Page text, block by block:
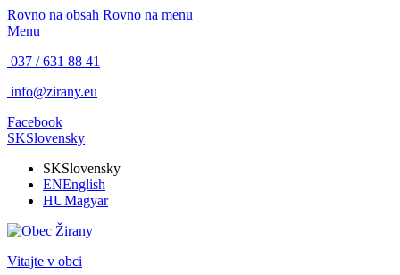
Rovno na obsah Rovno na menu
Menu
037 / 631 88 41
info@zirany.eu
Facebook
SKSlovensky
SKSlovensky
ENEnglish
HUMagyar
Vitajte v obci